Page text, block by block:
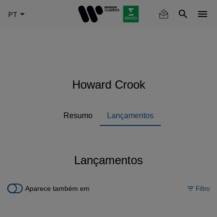
Howard Crook
Resumo Lançamentos
Lançamentos
Aparece também em Filtro